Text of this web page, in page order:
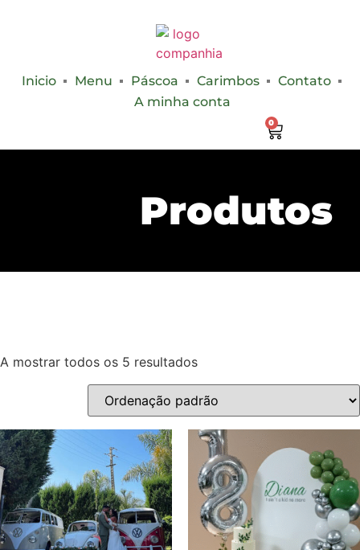
Inicio Menu Páscoa Carimbos
Contato
A minha conta
0
Produtos
A mostrar todos os 5 resultados